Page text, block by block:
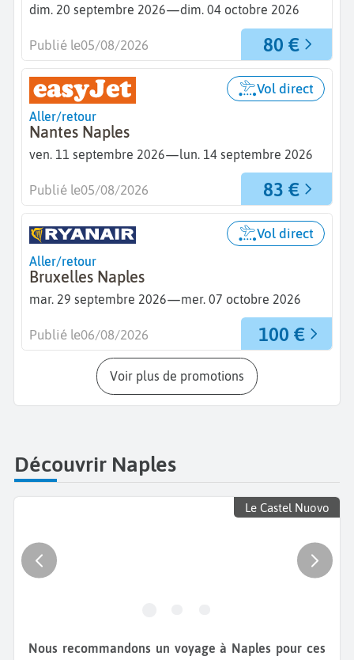
dim. 20 septembre 2026—dim. 04 octobre 2026
80 €
Publié le05/08/2026
Aller/retour
Nantes Naples
ven. 11 septembre 2026—lun. 14 septembre 2026
Vol direct
83 €
Publié le05/08/2026
Aller/retour
Bruxelles Naples
mar. 29 septembre 2026—mer. 07 octobre 2026
Vol direct
100 €
Publié le06/08/2026
Voir plus de promotions
Découvrir Naples
Le Castel Nuovo
Nous recommandons un voyage à Naples pour ces